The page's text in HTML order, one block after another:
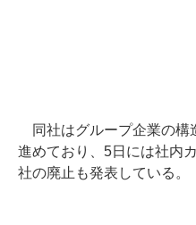
同社はグループ企業の構
進めており、5日には社内
社の廃止も発表している。